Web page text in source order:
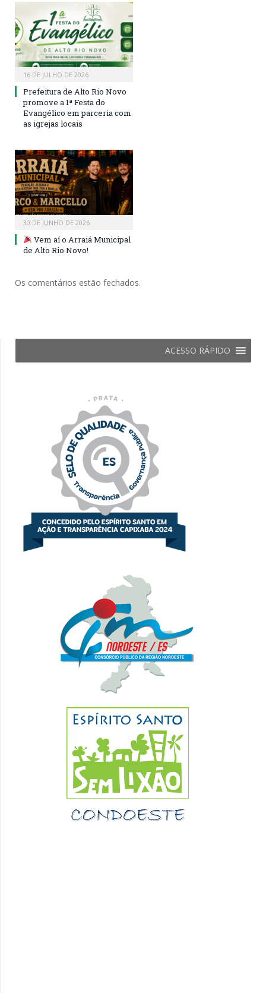
16 DE JULHO DE 2026
Prefeitura de Alto Rio Novo
promove a 1ª Festa do
Evangélico em parceria com
as igrejas locais
30 DE JUNHO DE 2026
Vem aí o Arraiá Municipal
de Alto Rio Novo!
Os comentários estão fechados.
ACESSO RÁPIDO